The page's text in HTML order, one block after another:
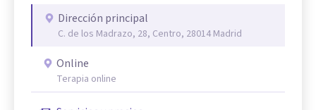
Dirección principal
C. de los Madrazo, 28, Centro, 28014 Madrid
Online
Terapia online